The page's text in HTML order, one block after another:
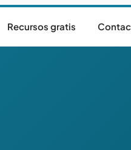
Recursos gratis